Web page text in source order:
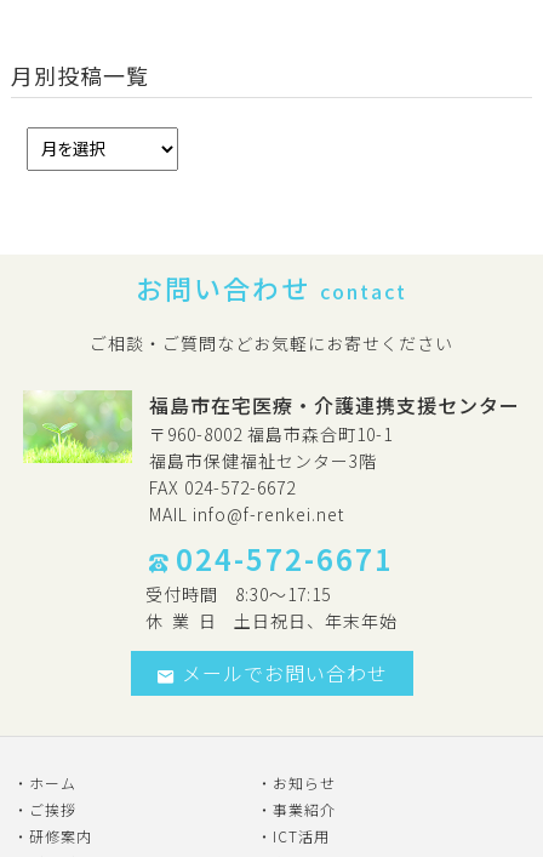
月別投稿一覧
お問い合わせ contact
ご相談・ご質問などお気軽にお寄せください
福島市在宅医療・介護連携支援センター
〒960-8002 福島市森合町10-1
福島市保健福祉センター3階
FAX 024-572-6672
MAIL info@f-renkei.net
024-572-6671
受付時間
8:30～17:15
休 業 日 土日祝日、年末年始
メールでお問い合わせ
ホーム
お知らせ
ご挨拶
事業紹介
研修案内
ICT活用